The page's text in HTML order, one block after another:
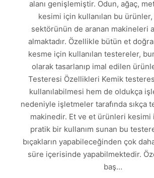
alanı genişlemiştir. Odun, ağaç,
kesimi için kullanılan bu ürünler,
sektörünün de aranan makineleri
almaktadır. Özellikle bütün et
kesme için kullanılan testereler,
olarak tasarlanıp imal edilen
Testeresi Özellikleri Kemik
kullanılabilmesi hem de oldukça
nedeniyle işletmeler tarafında sıkça
makinedir. Et ve et ürünleri kesimi
pratik bir kullanım sunan bu
bıçakların yapabileceğinden çok
süre içerisinde yapabilmektedir.
baş…